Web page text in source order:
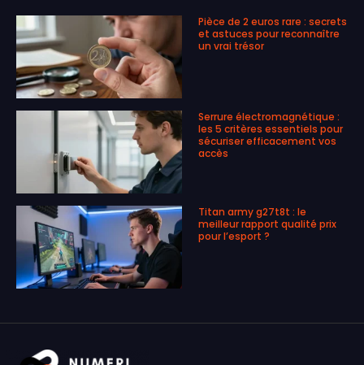
Pièce de 2 euros rare : secrets
et astuces pour reconnaître
un vrai trésor
Serrure électromagnétique :
les 5 critères essentiels pour
sécuriser efficacement vos
accès
Titan army g27t8t : le
meilleur rapport qualité prix
pour l’esport ?